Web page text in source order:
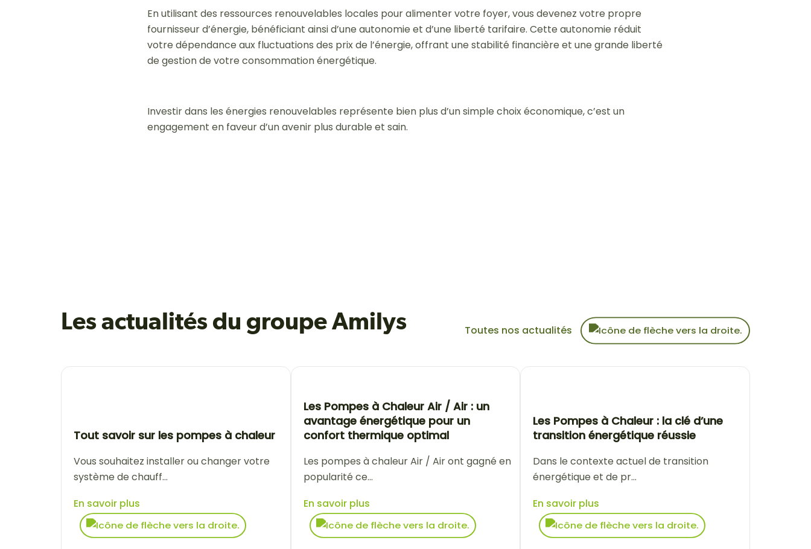
En utilisant des ressources renouvelables locales pour alimenter votre foyer, vous devenez votre propre
fournisseur d’énergie, bénéficiant ainsi d’une autonomie et d’une liberté tarifaire. Cette autonomie réduit
votre dépendance aux fluctuations des prix de l’énergie, offrant une stabilité financière et une grande liberté
de gestion de votre consommation énergétique.
Investir dans les énergies renouvelables représente bien plus d’un simple choix économique, c’est un
engagement en faveur d’un avenir plus durable et sain.
Les actualités du groupe Amilys Toutes nos actualités
Tout savoir sur les pompes à chaleur
Vous souhaitez installer ou changer votre
système de chauff...
En savoir plus
Les Pompes à Chaleur Air / Air : un
avantage énergétique pour un
confort thermique optimal
Les pompes à chaleur Air / Air ont gagné en
popularité ce...
En savoir plus
Les Pompes à Chaleur : la clé d’une
transition énergétique réussie
Dans le contexte actuel de transition
énergétique et de pr...
En savoir plus